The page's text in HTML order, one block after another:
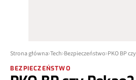
Strona główna Tech Bezpieczeństwo
BEZPIECZEŃSTWO